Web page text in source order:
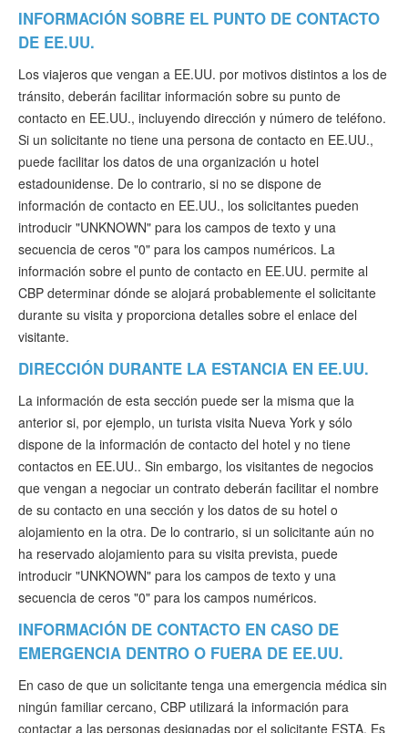
INFORMACIÓN SOBRE EL PUNTO DE CONTACTO
DE EE.UU.
Los viajeros que vengan a EE.UU. por motivos distintos a los de
tránsito, deberán facilitar información sobre su punto de
contacto en EE.UU., incluyendo dirección y número de teléfono.
Si un solicitante no tiene una persona de contacto en EE.UU.,
puede facilitar los datos de una organización u hotel
estadounidense. De lo contrario, si no se dispone de
información de contacto en EE.UU., los solicitantes pueden
introducir "UNKNOWN" para los campos de texto y una
secuencia de ceros "0" para los campos numéricos. La
información sobre el punto de contacto en EE.UU. permite al
CBP determinar dónde se alojará probablemente el solicitante
durante su visita y proporciona detalles sobre el enlace del
visitante.
DIRECCIÓN DURANTE LA ESTANCIA EN EE.UU.
La información de esta sección puede ser la misma que la
anterior si, por ejemplo, un turista visita Nueva York y sólo
dispone de la información de contacto del hotel y no tiene
contactos en EE.UU.. Sin embargo, los visitantes de negocios
que vengan a negociar un contrato deberán facilitar el nombre
de su contacto en una sección y los datos de su hotel o
alojamiento en la otra. De lo contrario, si un solicitante aún no
ha reservado alojamiento para su visita prevista, puede
introducir "UNKNOWN" para los campos de texto y una
secuencia de ceros "0" para los campos numéricos.
INFORMACIÓN DE CONTACTO EN CASO DE
EMERGENCIA DENTRO O FUERA DE EE.UU.
En caso de que un solicitante tenga una emergencia médica sin
ningún familiar cercano, CBP utilizará la información para
contactar a las personas designadas por el solicitante ESTA. Es